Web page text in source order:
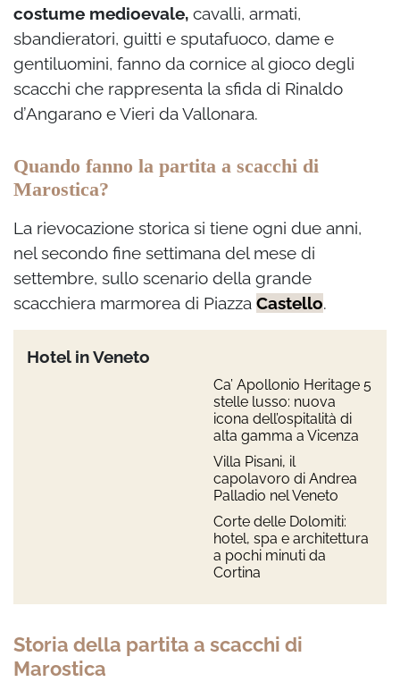
costume medioevale, cavalli, armati,
sbandieratori, guitti e sputafuoco, dame e
gentiluomini, fanno da cornice al gioco degli
scacchi che rappresenta la sfida di Rinaldo
d’Angarano e Vieri da Vallonara.
Quando fanno la partita a scacchi di
Marostica?
La rievocazione storica si tiene ogni due anni,
nel secondo fine settimana del mese di
settembre, sullo scenario della grande
scacchiera marmorea di Piazza Castello.
Hotel in Veneto
Ca’ Apollonio Heritage 5
stelle lusso: nuova
icona dell’ospitalità di
alta gamma a Vicenza
Villa Pisani, il
capolavoro di Andrea
Palladio nel Veneto
Corte delle Dolomiti:
hotel, spa e architettura
a pochi minuti da
Cortina
Storia della partita a scacchi di
Marostica